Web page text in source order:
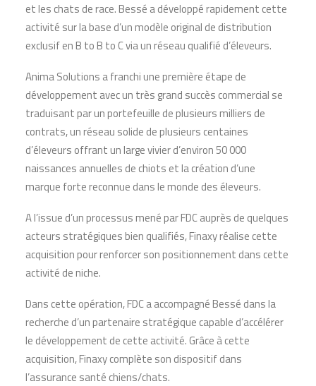
et les chats de race. Bessé a développé rapidement cette
activité sur la base d’un modèle original de distribution
exclusif en B to B to C via un réseau qualifié d’éleveurs.
Anima Solutions a franchi une première étape de
développement avec un très grand succès commercial se
traduisant par un portefeuille de plusieurs milliers de
contrats, un réseau solide de plusieurs centaines
d’éleveurs offrant un large vivier d’environ 50 000
naissances annuelles de chiots et la création d’une
marque forte reconnue dans le monde des éleveurs.
A l’issue d’un processus mené par FDC auprès de quelques
acteurs stratégiques bien qualifiés, Finaxy réalise cette
acquisition pour renforcer son positionnement dans cette
activité de niche.
Dans cette opération, FDC a accompagné Bessé dans la
recherche d’un partenaire stratégique capable d’accélérer
le développement de cette activité. Grâce à cette
acquisition, Finaxy complète son dispositif dans
l’assurance santé chiens/chats.